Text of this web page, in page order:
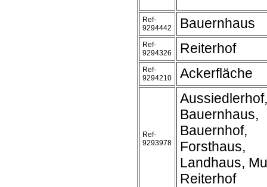
Ref-
9294442
Bauernhaus
Ref-
9294326
Reiterhof
Ref-
9294210
Ackerfläche
Ref-
9293978
Aussiedlerhof,
Bauernhaus,
Bauernhof,
Forsthaus,
Landhaus,
Reiterhof